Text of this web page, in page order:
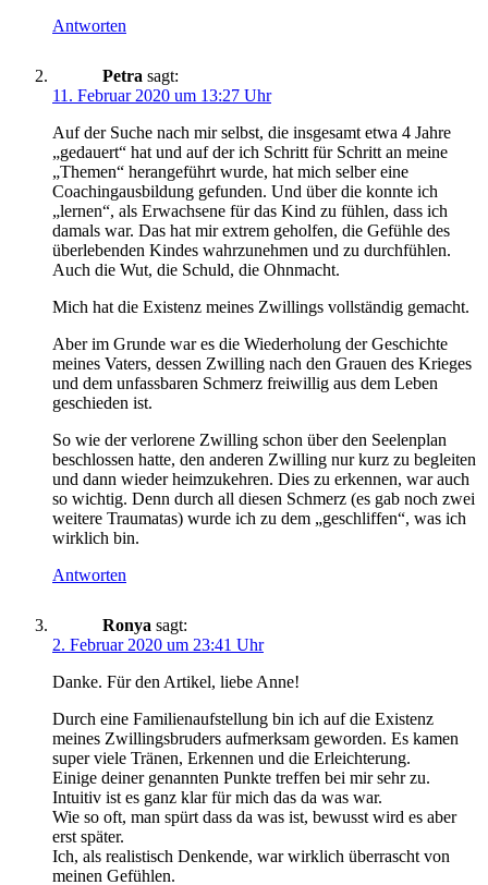
Antworten
Petra sagt:
11. Februar 2020 um 13:27 Uhr
Auf der Suche nach mir selbst, die insgesamt etwa 4 Jahre
„gedauert“ hat und auf der ich Schritt für Schritt an meine
„Themen“ herangeführt wurde, hat mich selber eine
Coachingausbildung gefunden. Und über die konnte ich
„lernen“, als Erwachsene für das Kind zu fühlen, dass ich
damals war. Das hat mir extrem geholfen, die Gefühle des
überlebenden Kindes wahrzunehmen und zu durchfühlen.
Auch die Wut, die Schuld, die Ohnmacht.
Mich hat die Existenz meines Zwillings vollständig gemacht.
Aber im Grunde war es die Wiederholung der Geschichte
meines Vaters, dessen Zwilling nach den Grauen des Krieges
und dem unfassbaren Schmerz freiwillig aus dem Leben
geschieden ist.
So wie der verlorene Zwilling schon über den Seelenplan
beschlossen hatte, den anderen Zwilling nur kurz zu begleiten
und dann wieder heimzukehren. Dies zu erkennen, war auch
so wichtig. Denn durch all diesen Schmerz (es gab noch zwei
weitere Traumatas) wurde ich zu dem „geschliffen“, was ich
wirklich bin.
Antworten
Ronya sagt:
2. Februar 2020 um 23:41 Uhr
Danke. Für den Artikel, liebe Anne!
Durch eine Familienaufstellung bin ich auf die Existenz
meines Zwillingsbruders aufmerksam geworden. Es kamen
super viele Tränen, Erkennen und die Erleichterung.
Einige deiner genannten Punkte treffen bei mir sehr zu.
Intuitiv ist es ganz klar für mich das da was war.
Wie so oft, man spürt dass da was ist, bewusst wird es aber
erst später.
Ich, als realistisch Denkende, war wirklich überrascht von
meinen Gefühlen.